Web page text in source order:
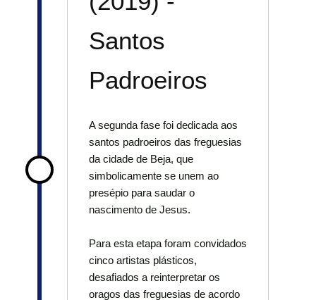
Santos
Padroeiros
A segunda fase foi dedicada aos
santos padroeiros das freguesias
da cidade de Beja, que
simbolicamente se unem ao
presépio para saudar o
nascimento de Jesus.
Para esta etapa foram convidados
cinco artistas plásticos,
desafiados a reinterpretar os
oragos das freguesias de acordo